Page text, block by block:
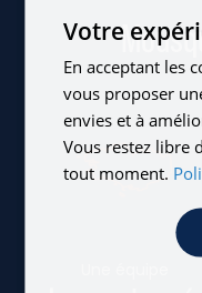
Votre
En acceptant les
vous proposer
envies et à
Vous restez libre
tout moment.